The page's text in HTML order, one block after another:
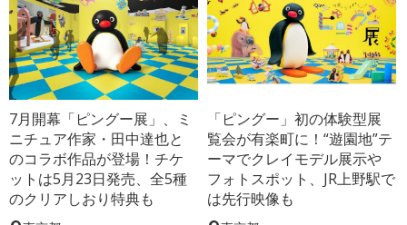
7月開幕「ピングー展」、ミ
ニチュア作家・田中達也と
のコラボ作品が登場！チケ
ットは5月23日発売、全5種
のクリアしおり特典も
「ピングー」初の体験型展
覧会が有楽町に！“遊園地”テ
ーマでクレイモデル展示や
フォトスポット、JR上野駅で
は先行映像も